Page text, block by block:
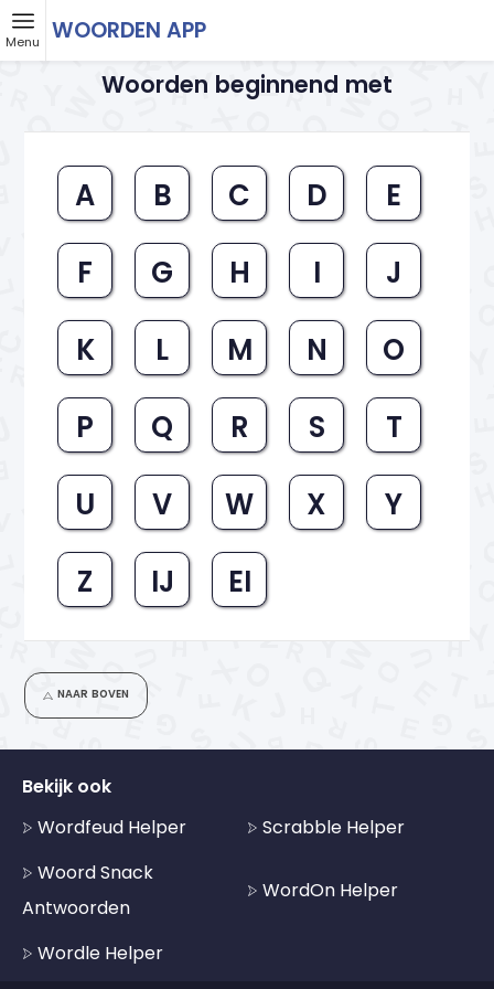
Menu WOORDEN APP
Woorden beginnend met
A B C D
E
F
G H I
J
K
L M N
O
P
Q R S
T
U
V W X
Y
Z
IJ EI
NAAR BOVEN
Bekijk ook
Wordfeud Helper
Scrabble Helper
Woord Snack
Antwoorden
WordOn Helper
Wordle Helper